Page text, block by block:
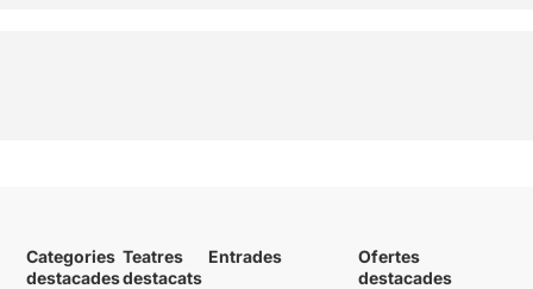
Categories
destacades
Teatres
destacats
Entrades
Ofertes
destacades